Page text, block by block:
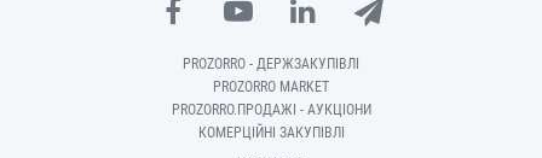
PROZORRO - ДЕРЖЗАКУПІВЛІ
PROZORRO MARKET
PROZORRO.ПРОДАЖІ - АУКЦІОНИ
КОМЕРЦІЙНІ ЗАКУПІВЛІ